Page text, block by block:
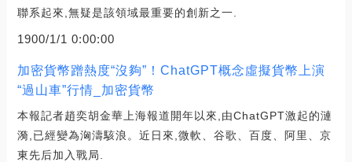
聯系起來,無疑是該領域最重要的創新之一.
1900/1/1 0:00:00
加密貨幣蹭熱度“沒夠”！ChatGPT概念虛擬貨幣上演
“過山車”行情_加密貨幣
本報記者趙奕胡金華上海報道開年以來,由ChatGPT激起的漣
漪,已經變為洶濤駭浪。近日來,微軟、谷歌、百度、阿里、京
東先后加入戰局.